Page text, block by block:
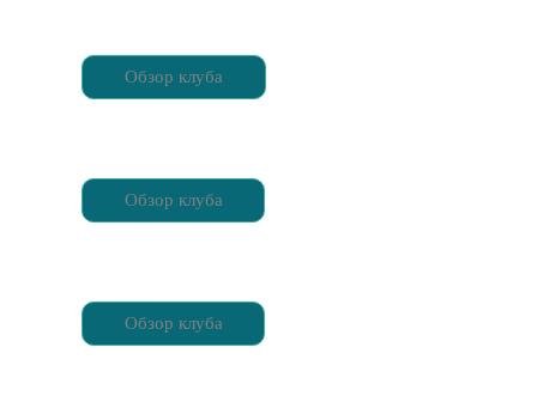
Обзор клуба
Обзор клуба
Обзор клуба